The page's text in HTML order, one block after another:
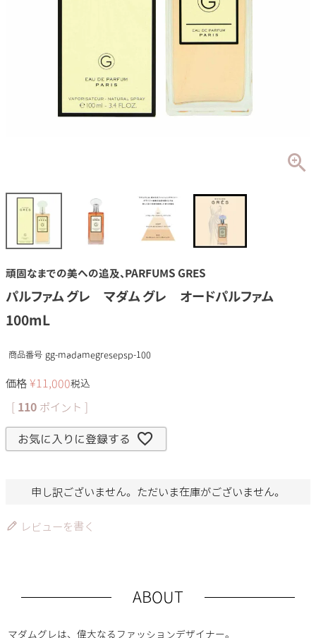
頑固なまでの美への追及、PARFUMS GRES
パルファム グレ マダム グレ オードパルファム
100mL
商品番号 gg-madamegresepsp-100
価格 ¥11,000税込
110 ポイント ]
お気に入りに登録する
申し訳ございません。ただいま在庫がございません。
レビューを書く
ABOUT
マダムグレは、偉大なるファッションデザイナー。